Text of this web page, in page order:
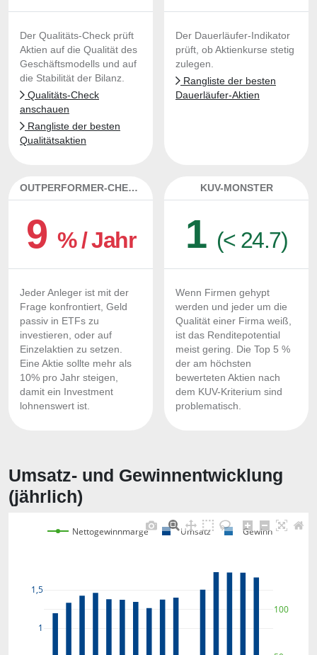
Der Qualitäts-Check prüft
Aktien auf die Qualität des
Geschäftsmodells und auf
die Stabilität der Bilanz.
Qualitäts-Check
anschauen
Rangliste der besten
Qualitätsaktien
Der Dauerläufer-Indikator
prüft, ob Aktienkurse stetig
zulegen.
Rangliste der besten
Dauerläufer-Aktien
OUTPERFORMER-CHECK
9 % / Jahr
Jeder Anleger ist mit der
Frage konfrontiert, Geld
passiv in ETFs zu
investieren, oder auf
Einzelaktien zu setzen.
Eine Aktie sollte mehr als
10% pro Jahr steigen,
damit ein Investment
lohnenswert ist.
KUV-MONSTER
1 (< 24.7)
Wenn Firmen gehypt
werden und jeder um die
Qualität einer Firma weiß,
ist das Renditepotential
meist gering. Die Top 5 %
der am höchsten
bewerteten Aktien nach
dem KUV-Kriterium sind
problematisch.
Umsatz- und Gewinnentwicklung
(jährlich)
1
1,5
100
Nettogewinnmarge Umsatz Gewinn